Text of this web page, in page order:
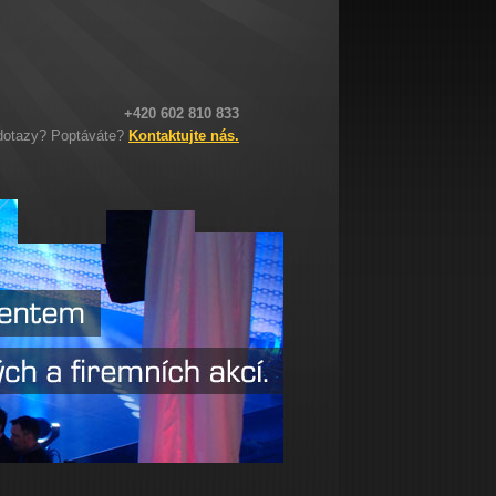
+420 602 810 833
Poptáváte? Kontaktujte nás.